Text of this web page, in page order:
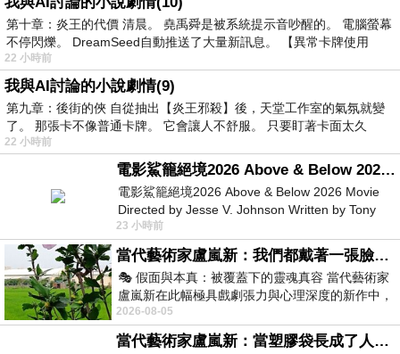
第十章：炎王的代價 清晨。 堯禹舜是被系統提示音吵醒的。 電腦螢幕
不停閃爍。 DreamSeed自動推送了大量新訊息。 【異常卡牌使用
22 小時前
我與AI討論的小說劇情(9)
第九章：後街的俠 自從抽出【炎王邪殺】後，天堂工作室的氣氛就變
了。 那張卡不像普通卡牌。 它會讓人不舒服。 只要盯著卡面太久
22 小時前
電影鯊籠絕境2026 Above & Below 2026 Movie
電影鯊籠絕境2026 Above & Below 2026 Movie
Directed by Jesse V. Johnson Written by Tony
Giordano Starring Laura Maran
23 小時前
當代藝術家盧嵐新：我們都戴著一張臉，可真正的自己，總藏在那些被塗抹、被覆蓋的痕跡裡
🎭 假面與本真：被覆蓋下的靈魂真容 當代藝術家
盧嵐新在此幅極具戲劇張力與心理深度的新作中，
運用質感豐富的紙材肌理、墨痕與大膽的
2026-08-05
當代藝術家盧嵐新：當塑膠袋長成了人的模樣，我們的目光是否學會了放下偏見？